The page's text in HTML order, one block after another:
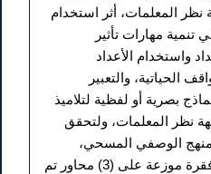
المعلمات، أثر استخدام
تنمية مهارات تأثير
واستخدام الأعداد
الحياتية، والتعبير
بصرية أو لفظية لتلاميذ
نظر المعلمات، ولتحقق
الوصفي المسحي،
والاستبانة المكونة من (23) فقرة موزعة على (3) محاور تم